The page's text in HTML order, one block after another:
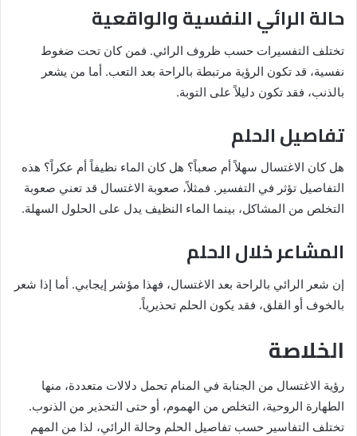
حالة الرائي النفسية والواقعية
تختلف التفسيرات حسب ظروف الرائي. فمن كان تحت ضغوط
نفسية، قد تكون الرؤية مرتبطة بالراحة بعد التعب. أما من يشعر
بالذنب، فقد تكون دليلاً على التوبة.
تفاصيل الحلم
هل كان الاغتسال سهلاً أم صعباً؟ هل كان الماء نظيفاً أم عكراً؟ هذه
التفاصيل تؤثر في التفسير. فمثلاً، صعوبة الاغتسال قد تعني صعوبة
التخلص من المشاكل، بينما الماء النظيف يدل على الحلول السهلة.
المشاعر خلال الحلم
إن شعر الرائي بالراحة بعد الاغتسال، فهذا مؤشر إيجابي. أما إذا شعر
بالخوف أو القلق، فقد يكون الحلم تحذيرياً.
الخلاصة
رؤية الاغتسال من الجنابة في المنام تحمل دلالات متعددة، منها
الطهارة الروحية، التخلص من الهموم، أو حتى التحذير من الذنوب.
تختلف التفاسير حسب تفاصيل الحلم وحالة الرائي، لذا من المهم